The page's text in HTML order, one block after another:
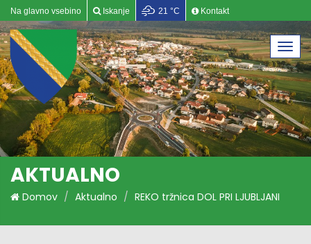
Na glavno vsebino Iskanje 21 °C Kontakt
AKTUALNO
Domov Aktualno REKO tržnica DOL PRI LJUBLJANI